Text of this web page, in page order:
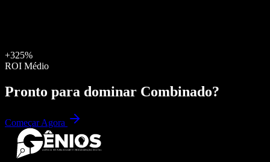
+325%
ROI Médio
Pronto para dominar Combinado?
Começar Agora